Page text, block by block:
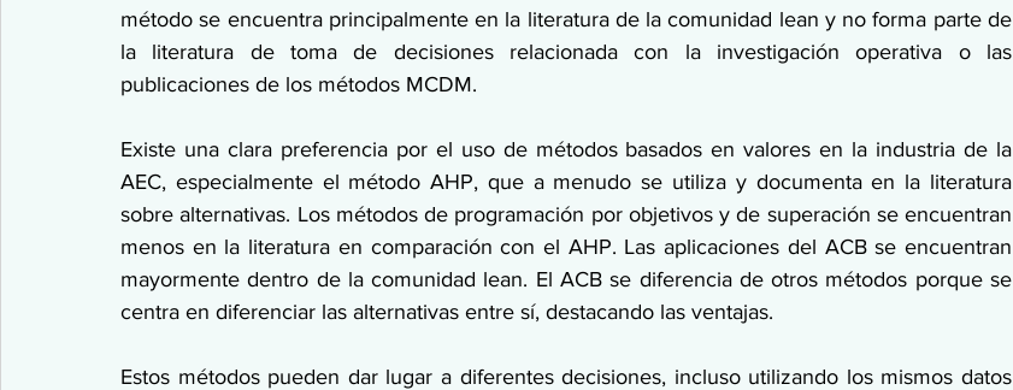
método se encuentra principalmente en la literatura de la comunidad lean y no forma parte de
la literatura de toma de decisiones relacionada con la investigación operativa o las
publicaciones de los métodos MCDM.
Existe una clara preferencia por el uso de métodos basados en valores en la industria de la
AEC, especialmente el método AHP, que a menudo se utiliza y documenta en la literatura
sobre alternativas. Los métodos de programación por objetivos y de superación se encuentran
menos en la literatura en comparación con el AHP. Las aplicaciones del ACB se encuentran
mayormente dentro de la comunidad lean. El ACB se diferencia de otros métodos porque se
centra en diferenciar las alternativas entre sí, destacando las ventajas.
Estos métodos pueden dar lugar a diferentes decisiones, incluso utilizando los mismos datos